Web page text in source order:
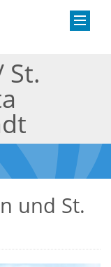
St.
und St.